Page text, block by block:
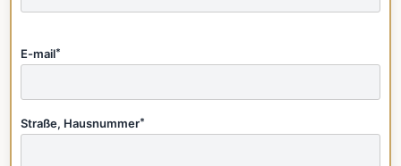
E-mail*
Straße, Hausnummer*